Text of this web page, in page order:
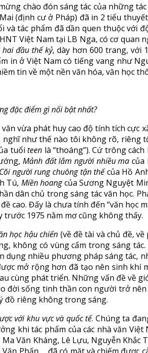
chào đón sáng tác của những
(định cư ở Pháp) đã in 2 tiểu
tác phẩm đã dần quen thuộc với
Việt Nam tại LB Nga, có cơ
hai đầu thế kỷ, dày hơn 600 trang, với
in ở Việt Nam có tiếng vang như
tin về một nền văn hóa, văn học
đặc điểm gì nổi bật nhất?
văn vừa phát huy cao độ tính tích cực
như thế nào tôi không rõ, riêng
tuổiteen là “thoáng”). Cứ trông
Mảnh đất lắm người nhiều ma của
Cõi người rung chuông tận thếcủa Hồ
Tú, Miền hoangcủa Sương Nguyệt
dân chủ trong sáng tác văn học.
cao. Đấy là chưa tính đến “văn học
trước 1975 nằm mơ cũng không thấy.
học hậu chiến (về đề tài và chủ đề,
không có vùng cấm trong sáng
nhiều phương pháp sáng tác,
mở rộng hơn đã tạo nên sinh khí
cùng phát triển. Những vấn đề về
sống tinh thần con người trở
đồ riêng không trong sáng.
với khu vực và quốc tế. Chúng ta
khi tác phẩm của các nhà văn
Văn Kháng, Lê Lựu, Nguyễn